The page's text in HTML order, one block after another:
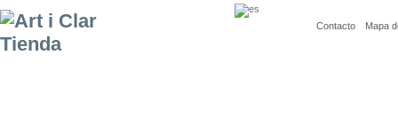
Contacto Mapa